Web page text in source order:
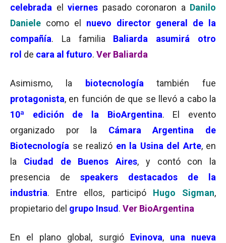
celebrada el viernes pasado coronaron a Danilo
Daniele como el nuevo director general de la
compañía. La familia Baliarda asumirá otro
rol de cara al futuro. Ver Baliarda
Asimismo, la biotecnología también fue
protagonista, en función de que se llevó a cabo la
10ª edición de la BioArgentina. El evento
organizado por la
Cámara Argentina de
Biotecnología se realizó en la Usina del Arte, en
la Ciudad de Buenos Aires, y contó con la
presencia de speakers destacados de la
industria. Entre ellos, participó Hugo Sigman,
propietario del grupo Insud . Ver BioArgentina
En el plano global, surgió Evinova, una nueva